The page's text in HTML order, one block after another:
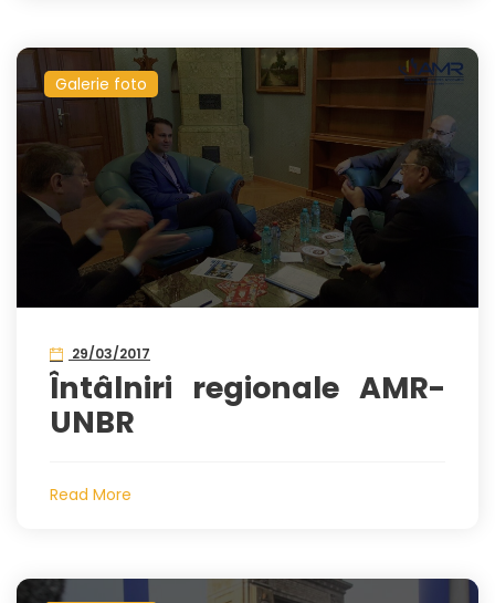
Galerie foto
29/03/2017
Întâlniri regionale AMR-
UNBR
Read More